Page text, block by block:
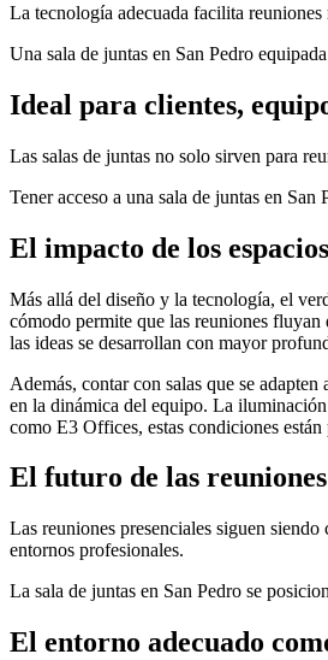
La tecnología adecuada facilita
Una sala de juntas en San Pedro
Ideal para clientes,
Las salas de juntas no solo sirven para
Tener acceso a una sala de juntas en
El impacto de los
Más allá del diseño y la tecnología, el
cómodo permite que las reuniones fluyan
las ideas se desarrollan con mayor
Además, contar con salas que se
en la dinámica del equipo. La
como E3 Offices, estas condiciones
El futuro de las
Las reuniones presenciales siguen
entornos profesionales.
La sala de juntas en San Pedro se
El entorno adecuado